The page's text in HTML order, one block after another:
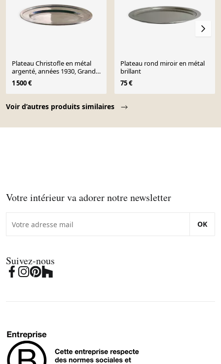
Voir d’autres produits similaires
Plateau Christofle en métal
argenté, années 1930, Grand
Hôtel du Lac St. Moritz
1 500 €
Plateau rond miroir en métal
brillant
75 €
Votre intérieur va adorer notre newsletter
OK
Suivez-nous